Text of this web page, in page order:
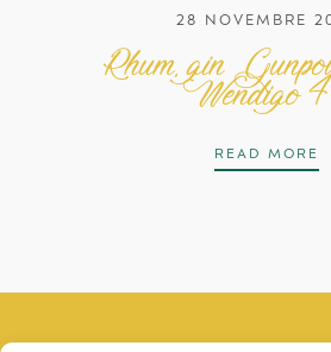
28 NOVEMBRE
Rhum, gin
Wendigo
READ MORE